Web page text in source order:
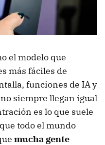
el modelo que
más fáciles de
funciones de IA y
siempre llegan igual
es lo que suele
todo el mundo
mucha gente